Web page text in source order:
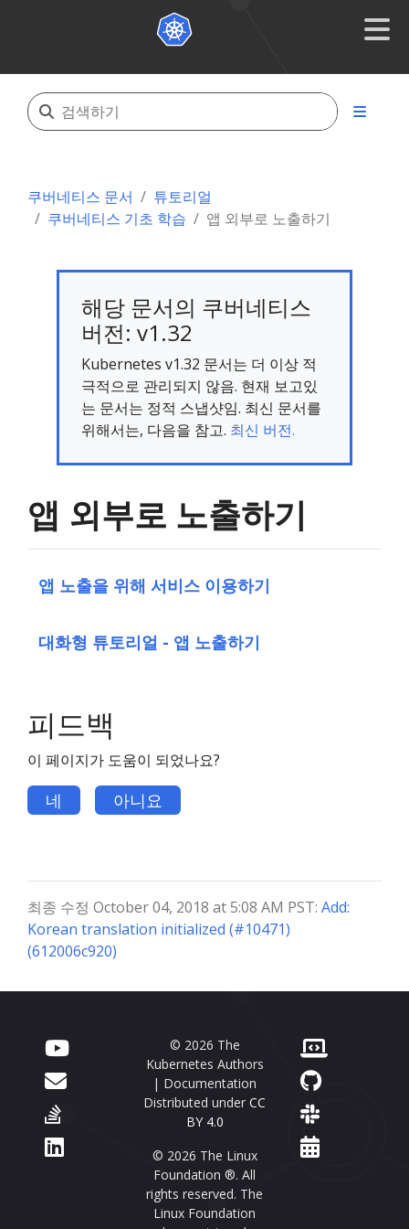
쿠버네티스 문서
튜토리얼
쿠버네티스 기초 학습
앱 외부로 노출하기
해당 문서의 쿠버네티스
버전: v1.32
Kubernetes v1.32 문서는 더 이상 적
극적으로 관리되지 않음. 현재 보고있
는 문서는 정적 스냅샷임. 최신 문서를
위해서는, 다음을 참고. 최신 버전.
앱 외부로 노출하기
앱 노출을 위해 서비스 이용하기
대화형 튜토리얼 - 앱 노출하기
피드백
이 페이지가 도움이 되었나요?
네 아니요
최종 수정 October 04, 2018 at 5:08 AM PST: Add:
Korean translation initialized (#10471)
(612006c920)
© 2026 The
Kubernetes Authors
| Documentation
Distributed under CC
BY 4.0
© 2026 The Linux
Foundation ®. All
rights reserved. The
Linux Foundation